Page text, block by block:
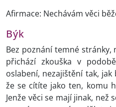
Afirmace: Nechávám věci
Býk
Bez poznání temné
přichází zkouška v
oslabení, nezajištění tak,
že se cítíte jako ten, komu
Jenže věci se mají jinak, než